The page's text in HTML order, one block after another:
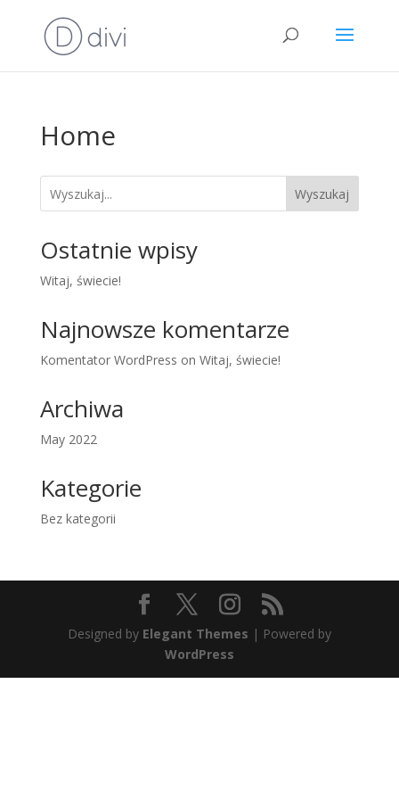
Home
Wyszukaj
Ostatnie wpisy
Witaj, świecie!
Najnowsze komentarze
Komentator WordPress on Witaj, świecie!
Archiwa
May 2022
Kategorie
Bez kategorii
Designed by Elegant Themes | Powered by
WordPress